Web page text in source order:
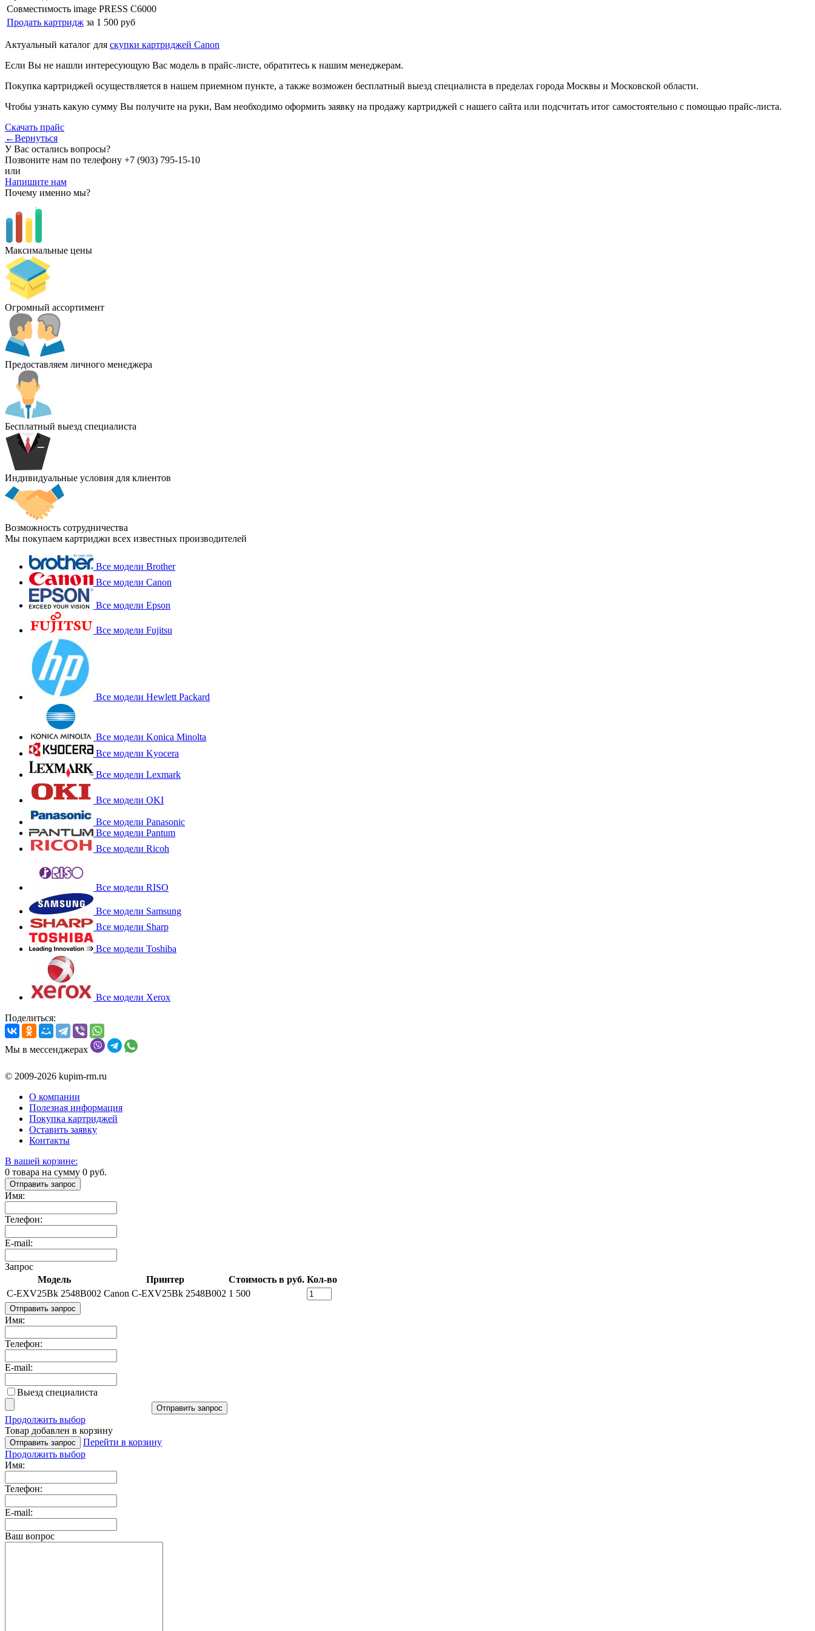
Совместимость image PRESS C6000
Продать картридж за 1 500 руб
Актуальный каталог для скупки картриджей Canon
Если Вы не нашли интересующую Вас модель в прайс-листе, обратитесь к нашим менеджерам.
Покупка картриджей осуществляется в нашем приемном пункте, а также возможен бесплатный выезд специалиста в пределах города Москвы и Московской области.
Чтобы узнать какую сумму Вы получите на руки, Вам необходимо оформить заявку на продажу картриджей с нашего сайта или подсчитать итог самостоятельно с помощью прайс-листа.
Скачать прайс
←Вернуться
У Вас остались вопросы?
Позвоните нам по телефону +7 (903) 795-15-10
или
Напишите нам
Почему именно мы?
Максимальные цены
Огромный ассортимент
Предоставляем личного менеджера
Бесплатный выезд специалиста
Индивидуальные условия для клиентов
Возможность сотрудничества
Мы покупаем картриджи всех известных производителей
Все модели Brother
Все модели Canon
Все модели Epson
Все модели Fujitsu
Все модели Hewlett Packard
Все модели Konica Minolta
Все модели Kyocera
Все модели Lexmark
Все модели OKI
Все модели Panasonic
Все модели Pantum
Все модели Ricoh
Все модели RISO
Все модели Samsung
Все модели Sharp
Все модели Toshiba
Все модели Xerox
Поделиться:
Мы в мессенджерах
© 2009-2026 kupim-rm.ru
О компании
Полезная информация
Покупка картриджей
Оставить заявку
Контакты
В вашей корзине:
0 товара на сумму 0 руб.
Отправить запрос
Имя:
Телефон:
E-mail:
Запрос
Модель
Принтер Стоимость в руб. Кол-во
C-EXV25Bk 2548B002 Canon C-EXV25Bk 2548B002 1 500
Отправить запрос
Имя:
Телефон:
E-mail:
Выезд специалиста
Отправить запрос
Продолжить выбор
Товар добавлен в корзину
Отправить запрос
Перейти в корзину
Продолжить выбор
Имя:
Телефон:
E-mail:
Ваш вопрос